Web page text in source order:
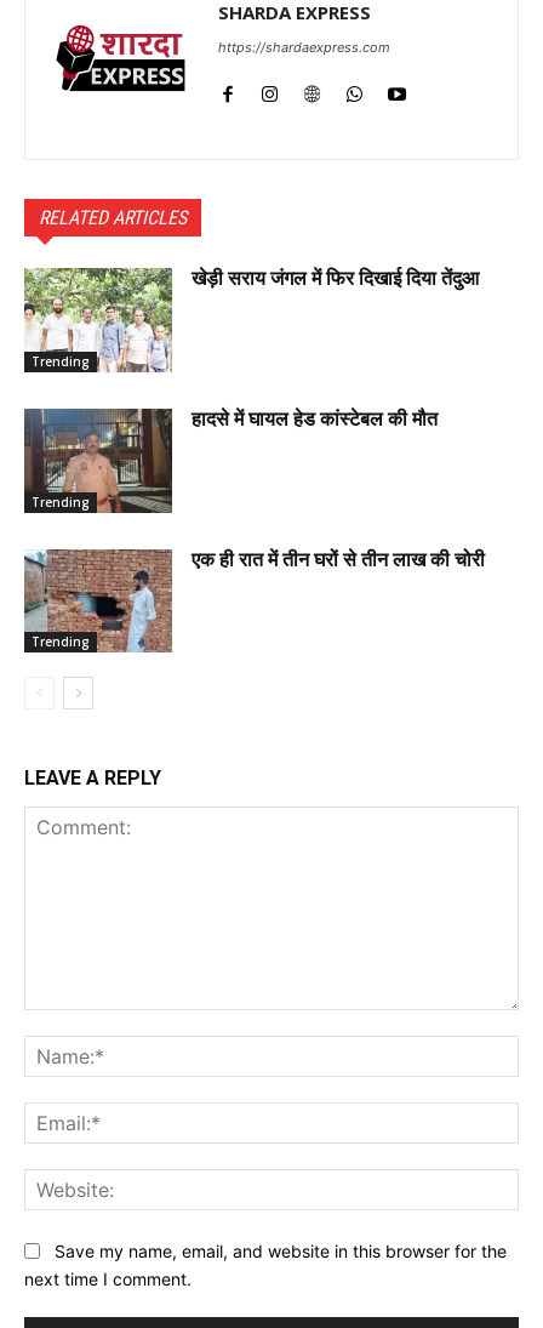
SHARDA EXPRESS
https://shardaexpress.com
RELATED ARTICLES
Trending
खेड़ी सराय जंगल में फिर दिखाई दिया तेंदुआ
Trending
हादसे में घायल हेड कांस्टेबल की मौत
Trending
एक ही रात में तीन घरों से तीन लाख की चोरी
LEAVE A REPLY
Save my name, email, and website in this browser for the
next time I comment.